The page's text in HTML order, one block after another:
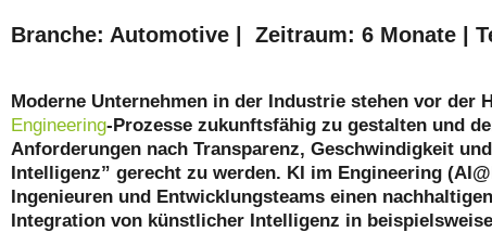
Branche: Automotive | Zeitraum: 6 Monate |
Moderne Unternehmen in der Industrie stehen vor der
Engineering-Prozesse zukunftsfähig zu gestalten und
Anforderungen nach Transparenz, Geschwindigkeit
Intelligenz” gerecht zu werden. KI im Engineering
Ingenieuren und Entwicklungsteams einen
Integration von künstlicher Intelligenz in